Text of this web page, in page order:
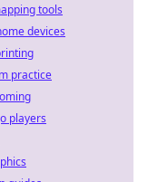
tools
devices
practice
players